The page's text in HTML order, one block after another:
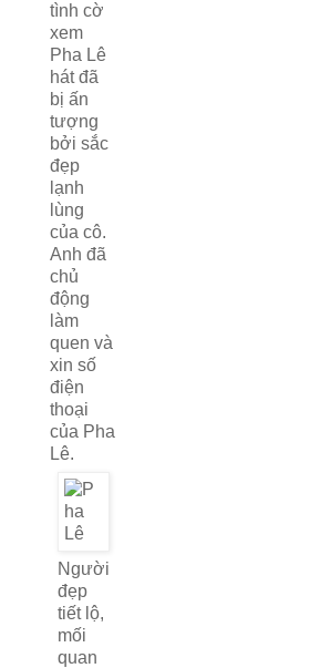
tình cờ
xem
Pha Lê
hát đã
bị ấn
tượng
bởi sắc
đẹp
lạnh
lùng
của cô.
Anh đã
chủ
động
làm
quen và
xin số
điện
thoại
của Pha
Lê.
Người
đẹp
tiết lộ,
mối
quan